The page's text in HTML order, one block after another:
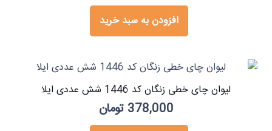
افزودن به سبد خرید
لیوان چای خطی زنگان کد 1446 شش عددی ایلا
378,000 تومان